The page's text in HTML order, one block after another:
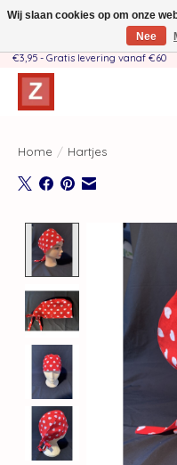
Handgemaakt door moeder-
€3,95 - Gratis levering vanaf €60
Home / Hartjes
Product
Wij slaan cookies op om onze
Nee